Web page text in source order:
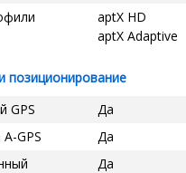
aptX HD
aptX Adaptive
позиционирование
GPS
Да
GPS
Да
Да